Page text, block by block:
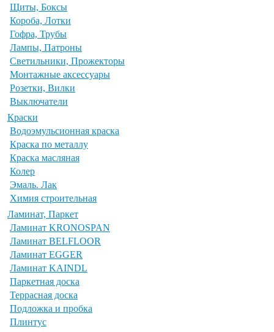
Щиты, Боксы
Короба, Лотки
Гофра, Трубы
Лампы, Патроны
Светильники, Прожекторы
Монтажные аксессуары
Розетки, Вилки
Выключатели
Краски
Водоэмульсионная краска
Краска по металлу
Краска масляная
Колер
Эмаль. Лак
Химия строительная
Ламинат, Паркет
Ламинат KRONOSPAN
Ламинат BELFLOOR
Ламинат EGGER
Ламинат KAINDL
Паркетная доска
Террасная доска
Подложка и пробка
Плинтус